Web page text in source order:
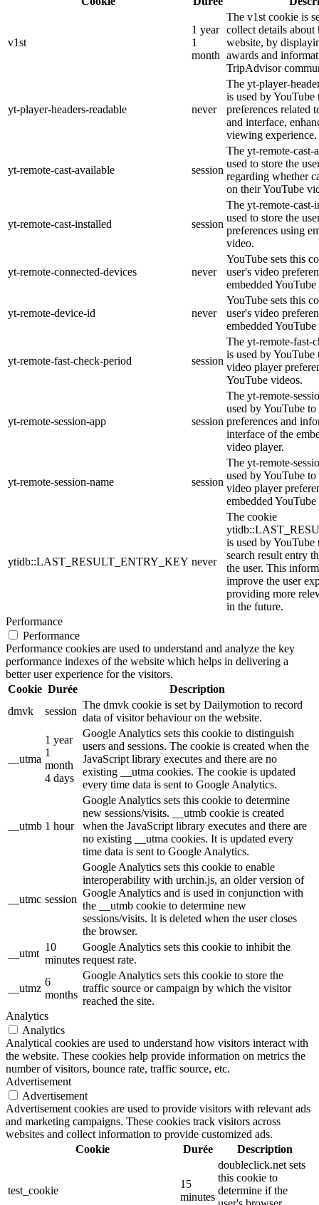
v1st
1 year
1
month
The v1st cookie is
collect details
website, by
awards and
TripAdvisor
yt-player-headers-readable never
The yt-player-
is used by YouTube
preferences related
and interface,
viewing experience.
yt-remote-cast-available session
The yt-remote-cast-
used to store the
regarding whether
on their YouTube
yt-remote-cast-installed session
The yt-remote-cast-
used to store the
preferences using
video.
yt-remote-connected-devices never
YouTube sets this
user's video
embedded
yt-remote-device-id never
YouTube sets this
user's video
embedded
yt-remote-fast-check-period session
The yt-remote-fast-
is used by YouTube
video player
YouTube videos.
yt-remote-session-app session
The yt-remote-
used by YouTube to
preferences and
interface of the
video player.
yt-remote-session-name session
The yt-remote-
used by YouTube to
video player
embedded
ytidb::LAST_RESULT_ENTRY_KEY never
The cookie
is used by YouTube
search result entry
the user. This
improve the user
providing more
in the future.
Performance
Performance
Performance cookies are used to understand and analyze the key
performance indexes of the website which helps in delivering a
better user experience for the visitors.
Cookie Durée
Description
dmvk
session
The dmvk cookie is set by Dailymotion to record
data of visitor behaviour on the website.
__utma
1 year
1
month
4 days
Google Analytics sets this cookie to distinguish
users and sessions. The cookie is created when the
JavaScript library executes and there are no
existing __utma cookies. The cookie is updated
every time data is sent to Google Analytics.
__utmb 1 hour
Google Analytics sets this cookie to determine
new sessions/visits. __utmb cookie is created
when the JavaScript library executes and there are
no existing __utma cookies. It is updated every
time data is sent to Google Analytics.
__utmc session
Google Analytics sets this cookie to enable
interoperability with urchin.js, an older version of
Google Analytics and is used in conjunction with
the __utmb cookie to determine new
sessions/visits. It is deleted when the user closes
the browser.
__utmt
10
minutes
Google Analytics sets this cookie to inhibit the
request rate.
__utmz
6
months
Google Analytics sets this cookie to store the
traffic source or campaign by which the visitor
reached the site.
Analytics
Analytics
Analytical cookies are used to understand how visitors interact with
the website. These cookies help provide information on metrics the
number of visitors, bounce rate, traffic source, etc.
Advertisement
Advertisement
Advertisement cookies are used to provide visitors with relevant ads
and marketing campaigns. These cookies track visitors across
websites and collect information to provide customized ads.
Cookie
Durée Description
test_cookie
15
minutes
doubleclick.net sets
this cookie to
determine if the